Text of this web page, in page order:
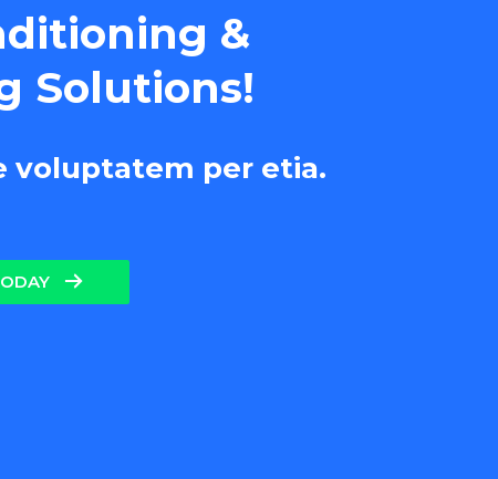
&
Solutions!
voluptatem per etia.